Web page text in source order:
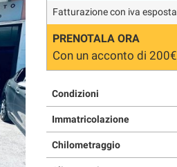
Fatturazione con iva esposta
PRENOTALA ORA
Con un acconto di 200€
Condizioni
Immatricolazione
Chilometraggio